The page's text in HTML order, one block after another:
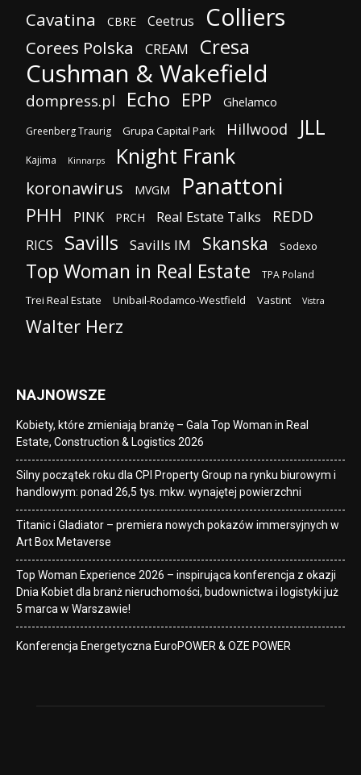
Cavatina CBRE Ceetrus Colliers
Corees Polska CREAM Cresa
Cushman & Wakefield
dompress.pl Echo EPP Ghelamco
Greenberg Traurig Grupa Capital Park Hillwood JLL
Kajima Kinnarps Knight Frank
koronawirus MVGM Panattoni
PHH PINK PRCH Real Estate Talks REDD
RICS Savills Savills IM Skanska Sodexo
Top Woman in Real Estate TPA Poland
Trei Real Estate Unibail-Rodamco-Westfield Vastint Vistra
Walter Herz
NAJNOWSZE
Kobiety, które zmieniają branżę – Gala Top Woman in Real
Estate, Construction & Logistics 2026
Silny początek roku dla CPI Property Group na rynku biurowym i
handlowym: ponad 26,5 tys. mkw. wynajętej powierzchni
Titanic i Gladiator – premiera nowych pokazów immersyjnych w
Art Box Metaverse
Top Woman Experience 2026 – inspirująca konferencja z okazji
Dnia Kobiet dla branż nieruchomości, budownictwa i logistyki już
5 marca w Warszawie!
Konferencja Energetyczna EuroPOWER & OZE POWER